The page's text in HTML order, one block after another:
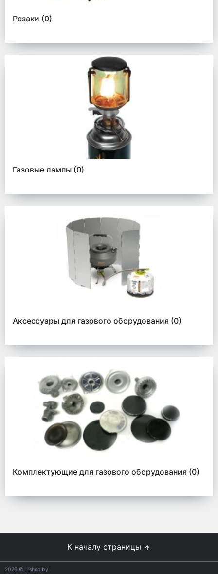
Резаки (0)
Газовые лампы (0)
Аксессуары для газового оборудования (0)
Комплектующие для газового оборудования (0)
К началу страницы
2026 © Lishop.by